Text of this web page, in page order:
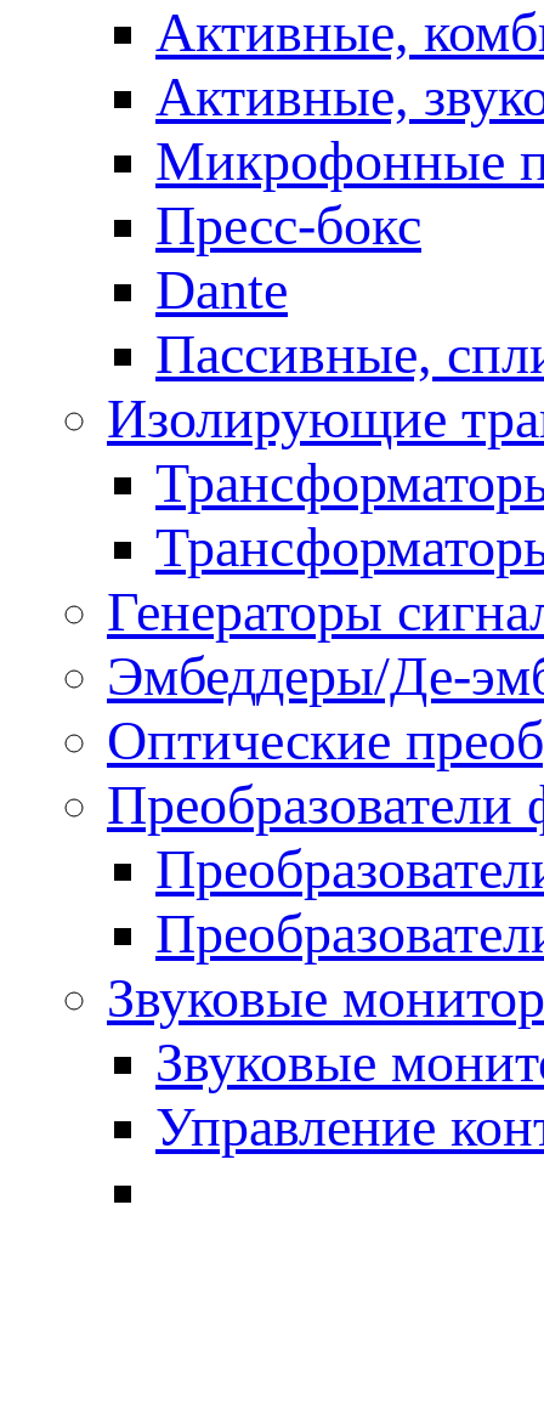
Активные,
Активные,
Микрофонные
Пресс-бокс
Dante
Пассивные,
Изолирующие
Генераторы
Эмбеддеры/Де-
Оптические
Преобразователи
Звуковые
Звуковые
Управление